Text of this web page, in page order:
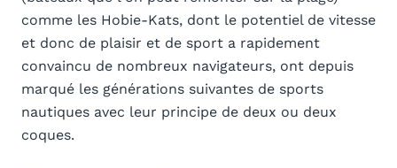
comme les Hobie-Kats, dont le potentiel de vitesse
et donc de plaisir et de sport a rapidement
convaincu de nombreux navigateurs, ont depuis
marqué les générations suivantes de sports
nautiques avec leur principe de deux ou deux
coques.